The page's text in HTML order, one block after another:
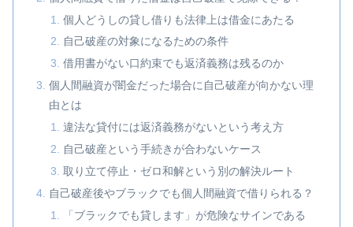
個人どうしの貸し借りも法律上は借金にあたる
自己破産の対象になるための条件
借用書がない口約束でも返済義務は残るのか
個人間融資が闇金だった場合に自己破産が向かない理
由とは
違法な貸付には返済義務がないという考え方
自己破産という手続きが合わないケース
取り立て停止・ゼロ和解という別の解決ルート
自己破産後やブラックでも個人間融資で借りられる？
「ブラックでも貸します」が危険なサインである